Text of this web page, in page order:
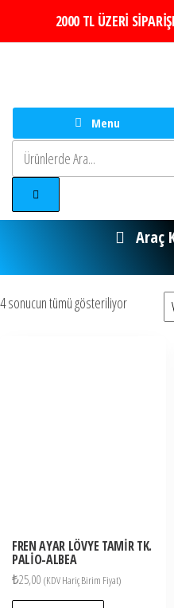
2000 TL ÜZERİ
Menu
Araç
Otobüs Kiralama
Acentası
Sakız Adası Turu
4 sonucun tümü gösteriliyor
FREN AYAR LÖVYE TAMİR TK.
PALİO-ALBEA
₺25,00 (KDV Hariç Birim Fiyat)